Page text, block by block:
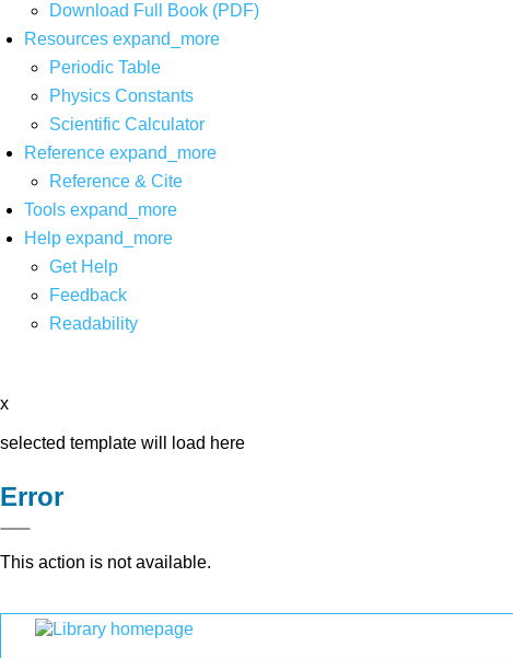
Download Full Book (PDF)
Resources expand_more
Periodic Table
Physics Constants
Scientific Calculator
Reference expand_more
Reference & Cite
Tools expand_more
Help expand_more
Get Help
Feedback
Readability
x
selected template will load here
Error
This action is not available.